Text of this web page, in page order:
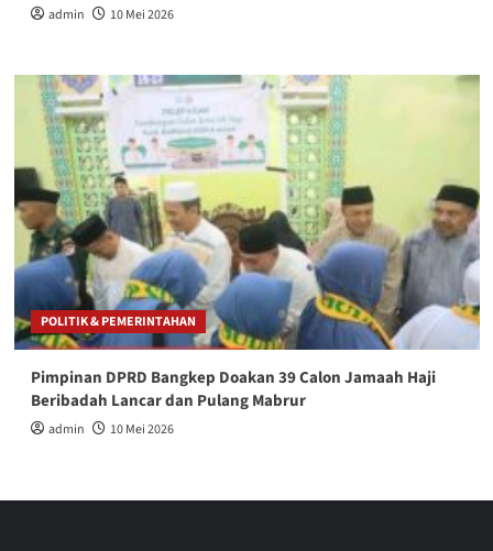
admin 10 Mei 2026
POLITIK & PEMERINTAHAN
Pimpinan DPRD Bangkep Doakan 39 Calon Jamaah Haji
Beribadah Lancar dan Pulang Mabrur
admin 10 Mei 2026